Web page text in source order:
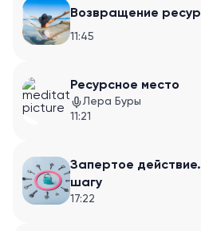
Возвращение
11:45
Ресурсное место
Лера Буры
11:21
Запертое
шагу
17:22